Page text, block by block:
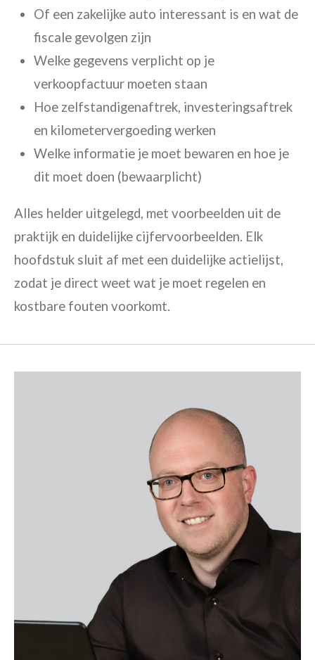
Of een zakelijke auto interessant is en wat de
fiscale gevolgen zijn
Welke gegevens verplicht op je
verkoopfactuur moeten staan
Hoe zelfstandigenaftrek, investeringsaftrek
en kilometervergoeding werken
Welke informatie je moet bewaren en hoe je
dit moet doen (bewaarplicht)
Alles helder uitgelegd, met voorbeelden uit de
praktijk en duidelijke cijfervoorbeelden. Elk
hoofdstuk sluit af met een duidelijke actielijst,
zodat je direct weet wat je moet regelen en
kostbare fouten voorkomt.